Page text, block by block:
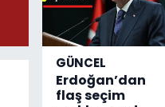
GÜNCEL
Erdoğan’dan
flaş seçim